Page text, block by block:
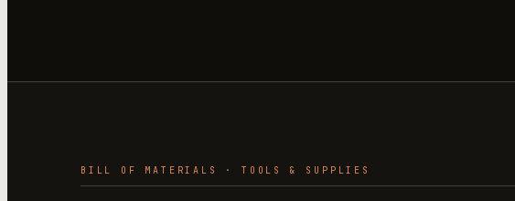
BILL OF MATERIALS · TOOLS & SUPPLIES